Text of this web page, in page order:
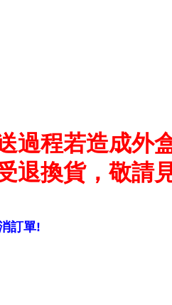
過程若造成外
換貨，敬請見
訂單!